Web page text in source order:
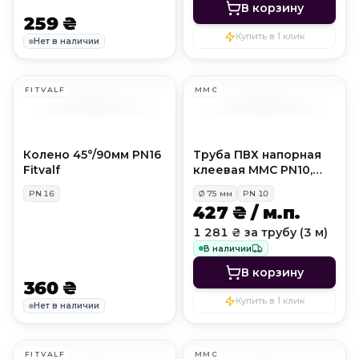
259 ₴
Нет в наличии
В корзину
Купить в 1 клик
FITVALF
Колено 45°/90мм PN16
Fitvalf
PN 16
360 ₴
Нет в наличии
MMC
Труба ПВХ напорная
клеевая MMC PN10,
D75 мм
Ø 75 мм PN 10
427 ₴ / м.п.
1 281 ₴ за трубу (3 м)
В наличии
В корзину
Купить в 1 клик
FITVALF MMC